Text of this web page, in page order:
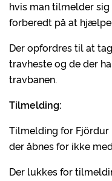
hvis man tilmelder
forberedt på at hjælpe.
Der opfordres til at
travheste og de der
travbanen.
Tilmelding:
Tilmelding for Fjördur
der åbnes for ikke
Der lukkes for